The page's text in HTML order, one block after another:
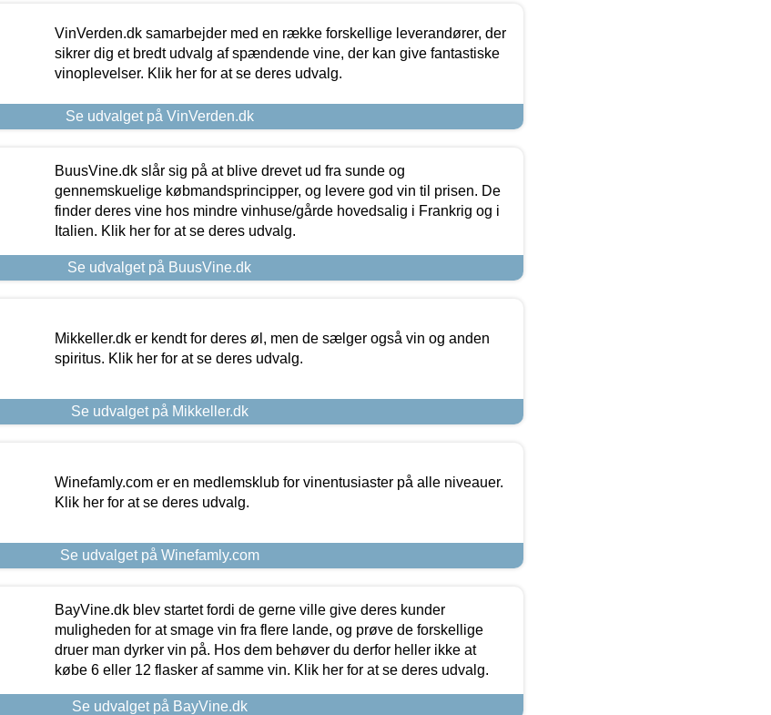
VinVerden.dk samarbejder med en række forskellige leverandører, der
sikrer dig et bredt udvalg af spændende vine, der kan give fantastiske
vinoplevelser. Klik her for at se deres udvalg.
Se udvalget på VinVerden.dk
BuusVine.dk slår sig på at blive drevet ud fra sunde og
gennemskuelige købmandsprincipper, og levere god vin til prisen. De
finder deres vine hos mindre vinhuse/gårde hovedsalig i Frankrig og i
Italien. Klik her for at se deres udvalg.
Se udvalget på BuusVine.dk
Mikkeller.dk er kendt for deres øl, men de sælger også vin og anden
spiritus. Klik her for at se deres udvalg.
Se udvalget på Mikkeller.dk
Winefamly.com er en medlemsklub for vinentusiaster på alle niveauer.
Klik her for at se deres udvalg.
Se udvalget på Winefamly.com
BayVine.dk blev startet fordi de gerne ville give deres kunder
muligheden for at smage vin fra flere lande, og prøve de forskellige
druer man dyrker vin på. Hos dem behøver du derfor heller ikke at
købe 6 eller 12 flasker af samme vin. Klik her for at se deres udvalg.
Se udvalget på BayVine.dk